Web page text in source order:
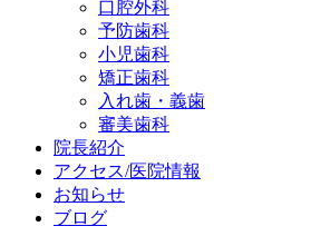
​口腔外科
予防歯科
小児歯科
矯正歯科
入れ歯・義歯
審美歯科
院長紹介
アクセス/医院情報
お知らせ
ブログ